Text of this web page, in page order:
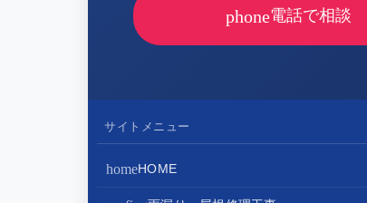
phone電話で相談
サイトメニュー
homeHOME